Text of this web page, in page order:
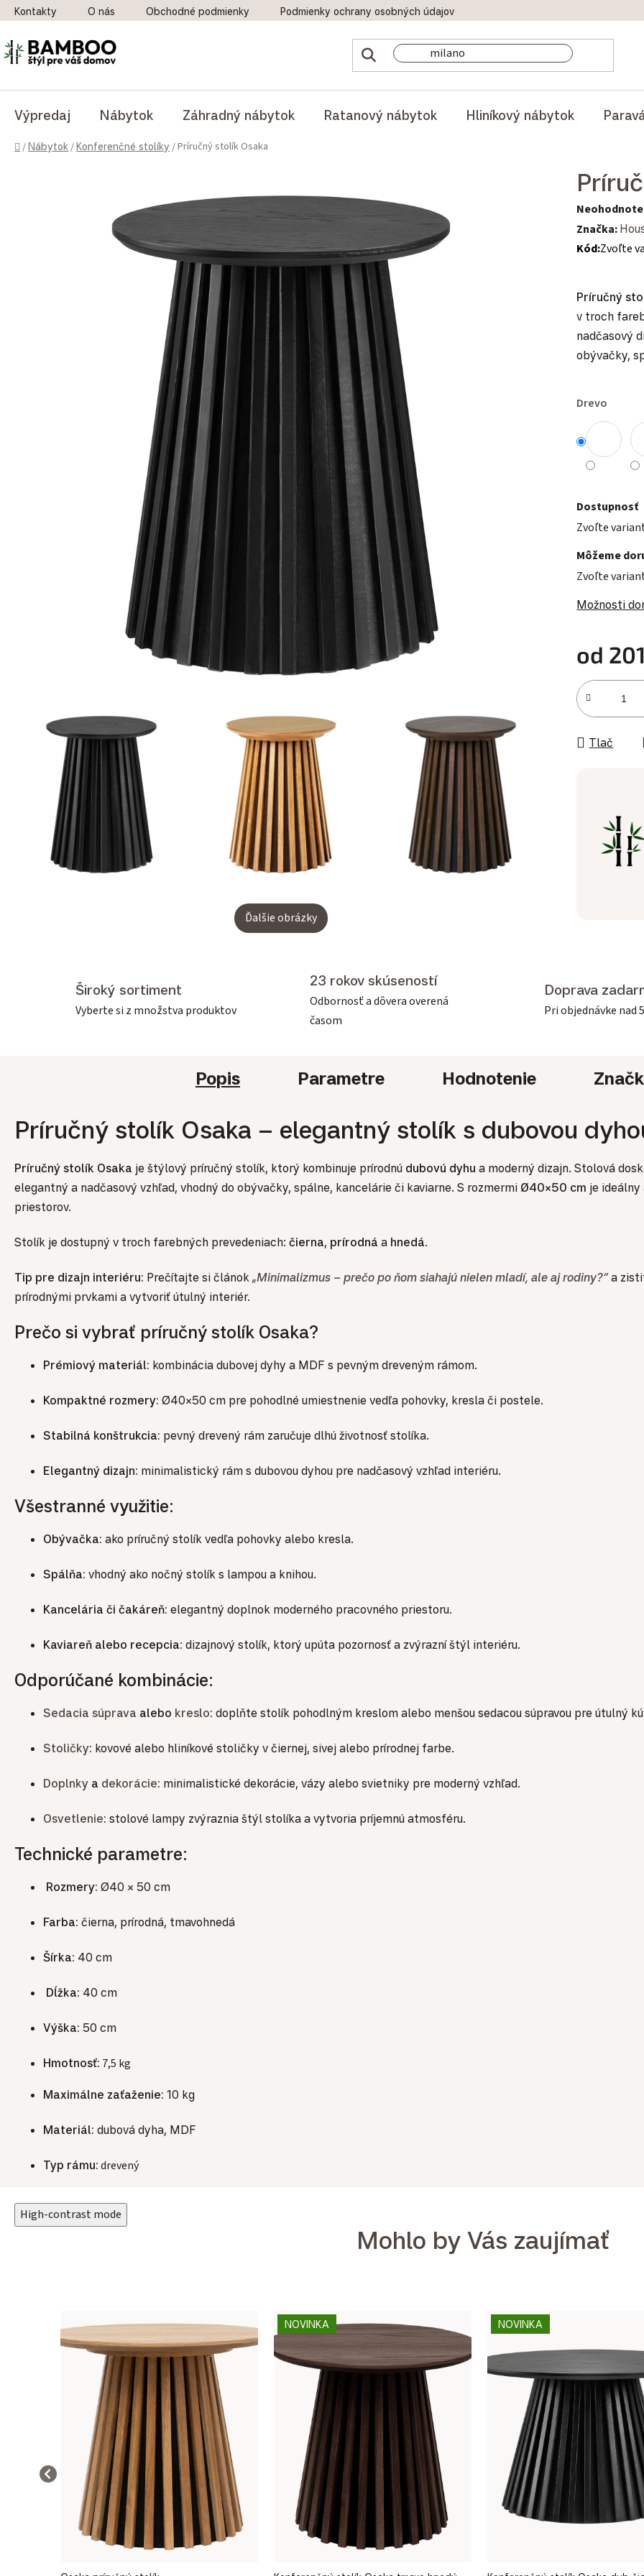
Prejsť na obsah
Kontakty O nás Obchodné podmienky Podmienky ochrany osobných údajov
Výpredaj Nábytok Záhradný nábytok Ratanový nábytok Hliníkový nábytok
Domov
/Nábytok /Konferenčné stolíky /Príručný stolík Osaka
Priemerné
Značka:
Kód:Zvoľte
Príručný
v troch
nadčasový
obývačky,
Drevo
Dostupnosť
Zvoľte
Môžeme
Zvoľte
Možnosti
od
Jednotková
Tlač
Ďalšie obrázky
Široký sortiment
Vyberte si z množstva produktov
23 rokov skúseností
Odbornosť a dôvera overená
časom
Doprava
Pri objednávke nad
Popis Parametre Hodnotenie
Príručný stolík Osaka – elegantný stolík s dubovou
Príručný stolík Osaka je štýlový príručný stolík, ktorý kombinuje prírodnú dubovú dyhu a moderný dizajn. Stolová
elegantný a nadčasový vzhľad, vhodný do obývačky, spálne, kancelárie či kaviarne. S rozmermi Ø40×50 cm je
priestorov.
Stolík je dostupný v troch farebných prevedeniach: čierna, prírodná a hnedá.
Tip pre dizajn interiéru: Prečítajte si článok „Minimalizmus – prečo po ňom siahajú nielen mladí, ale aj rodiny?“a
prírodnými prvkami a vytvoriť útulný interiér.
Prečo si vybrať príručný stolík Osaka?
Prémiový materiál: kombinácia dubovej dyhy a MDF s pevným dreveným rámom.
Kompaktné rozmery: Ø40×50 cm pre pohodlné umiestnenie vedľa pohovky, kresla či postele.
Stabilná konštrukcia: pevný drevený rám zaručuje dlhú životnosť stolíka.
Elegantný dizajn: minimalistický rám s dubovou dyhou pre nadčasový vzhľad interiéru.
Všestranné využitie:
Obývačka: ako príručný stolík vedľa pohovky alebo kresla.
Spálňa: vhodný ako nočný stolík s lampou a knihou.
Kancelária či čakáreň: elegantný doplnok moderného pracovného priestoru.
Kaviareň alebo recepcia: dizajnový stolík, ktorý upúta pozornosť a zvýrazní štýl interiéru.
Odporúčané kombinácie:
Sedacia súprava alebo kreslo: doplňte stolík pohodlným kreslom alebo menšou sedacou súpravou pre útulný
Stoličky: kovové alebo hliníkové stoličky v čiernej, sivej alebo prírodnej farbe.
Doplnky a dekorácie: minimalistické dekorácie, vázy alebo svietniky pre moderný vzhľad.
Osvetlenie: stolové lampy zvýraznia štýl stolíka a vytvoria príjemnú atmosféru.
Technické parametre:
Rozmery: Ø40 × 50 cm
Farba: čierna, prírodná, tmavohnedá
Šírka: 40 cm
Dĺžka: 40 cm
Výška: 50 cm
Hmotnosť: 7,5 kg
Maximálne zaťaženie: 10 kg
Materiál: dubová dyha, MDF
Typ rámu: drevený
High-contrast mode
Mohlo by Vás zaujímať
NOVINKA NOVINKA